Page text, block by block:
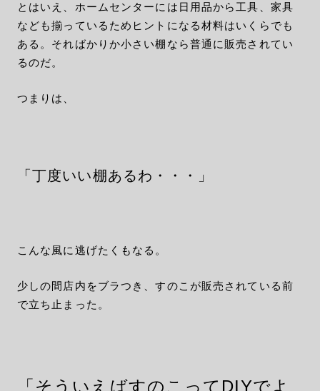
とはいえ、ホームセンターには日用品から工具、家具
なども揃っているためヒントになる材料はいくらでも
ある。そればかりか小さい棚なら普通に販売されてい
るのだ。
つまりは、
「丁度いい棚あるわ・・・」
こんな風に逃げたくもなる。
少しの間店内をブラつき、すのこが販売されている前
で立ち止まった。
「そういえばすのこってDIYでよ